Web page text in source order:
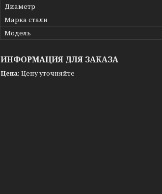
Диаметр
Марка стали
Модель
ИНФОРМАЦИЯ ДЛЯ ЗАКАЗА
Цена: Цену уточняйте